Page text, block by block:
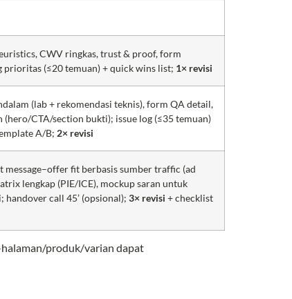
CWV ringkas, trust & proof, form
prioritas (≤20 temuan) + quick wins list; 1× revisi
(lab + rekomendasi teknis), form QA detail,
CTA/section bukti); issue log (≤35 temuan)
A/B; 2× revisi
message–offer fit berbasis sumber traffic (ad
lengkap (PIE/ICE), mockup saran untuk
handover call 45’ (opsional); 3× revisi + checklist
produk/varian dapat